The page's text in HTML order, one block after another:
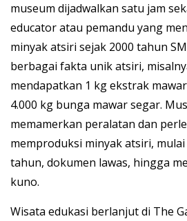
museum dijadwalkan satu jam
educator atau pemandu yang
minyak atsiri sejak 2000 tahun
berbagai fakta unik atsiri,
mendapatkan 1 kg ekstrak
4.000 kg bunga mawar segar.
memamerkan peralatan dan
memproduksi minyak atsiri,
tahun, dokumen lawas, hingga
kuno.
Wisata edukasi berlanjut di The